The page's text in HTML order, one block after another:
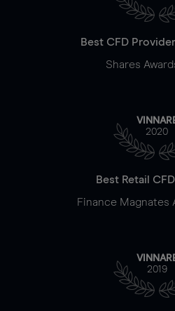
Best CFD
Shares
2020
Best Retail
Finance Magnates
2019